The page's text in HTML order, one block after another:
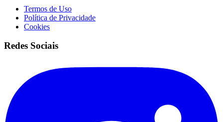
Termos de Uso
Política de Privacidade
Cookies
Redes Sociais